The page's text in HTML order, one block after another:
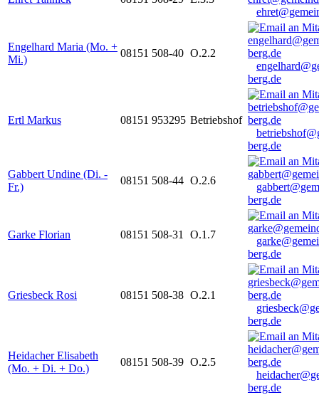
Engelhard Maria (Mo. +
Mi.)
08151 508-40 O.2.2
berg.de
Ertl Markus 08151 953295 Betriebshof
berg.de
Gabbert Undine (Di. -
Fr.)
08151 508-44 O.2.6
berg.de
Garke Florian 08151 508-31 O.1.7
berg.de
Griesbeck Rosi 08151 508-38 O.2.1
berg.de
Heidacher Elisabeth
(Mo. + Di. + Do.)
08151 508-39 O.2.5
berg.de